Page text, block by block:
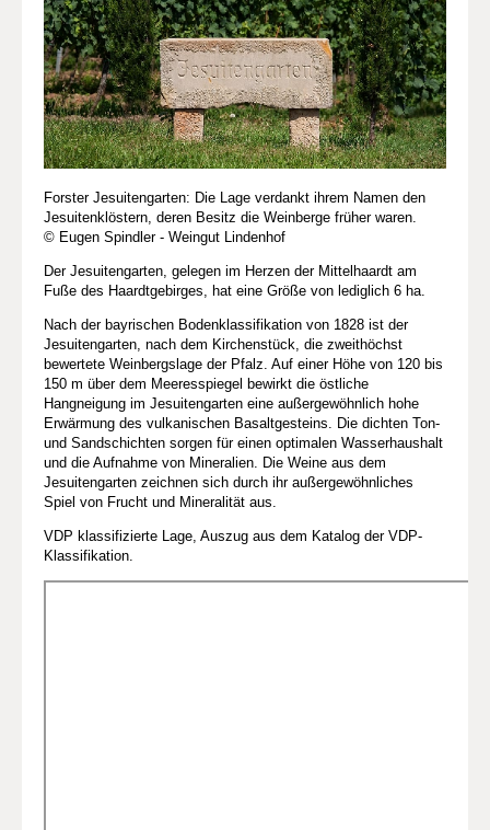
Forster Jesuitengarten: Die Lage verdankt ihrem Namen den
Jesuitenklöstern, deren Besitz die Weinberge früher waren.
© Eugen Spindler - Weingut Lindenhof
Der Jesuitengarten, gelegen im Herzen der Mittelhaardt am
Fuße des Haardtgebirges, hat eine Größe von lediglich 6 ha.
Nach der bayrischen Bodenklassifikation von 1828 ist der
Jesuitengarten, nach dem Kirchenstück, die zweithöchst
bewertete Weinbergslage der Pfalz. Auf einer Höhe von 120 bis
150 m über dem Meeresspiegel bewirkt die östliche
Hangneigung im Jesuitengarten eine außergewöhnlich hohe
Erwärmung des vulkanischen Basaltgesteins. Die dichten Ton-
und Sandschichten sorgen für einen optimalen Wasserhaushalt
und die Aufnahme von Mineralien. Die Weine aus dem
Jesuitengarten zeichnen sich durch ihr außergewöhnliches
Spiel von Frucht und Mineralität aus.
VDP klassifizierte Lage, Auszug aus dem Katalog der VDP-
Klassifikation.